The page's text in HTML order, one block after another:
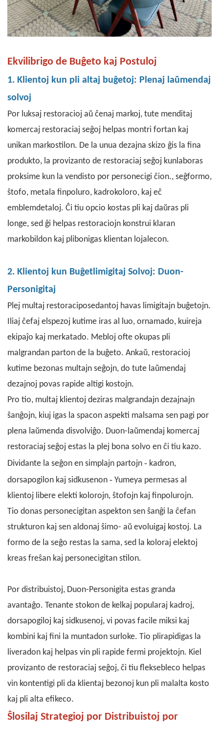
Ekvilibrigo de Buĝeto kaj Postuloj
1. Klientoj kun pli altaj buĝetoj: Plenaj laŭmendaj
solvoj
Por luksaj restoracioj aŭ ĉenaj markoj, tute menditaj
komercaj restoraciaj seĝoj helpas montri fortan kaj
unikan markostilon. De la unua dezajna skizo ĝis la fina
produkto, la provizanto de restoraciaj seĝoj kunlaboras
proksime kun la vendisto por personecigi ĉion., seĝformo,
ŝtofo, metala finpoluro, kadrokoloro, kaj eĉ
emblemdetaloj. Ĉi tiu opcio kostas pli kaj daŭras pli
longe, sed ĝi helpas restoraciojn konstrui klaran
markobildon kaj plibonigas klientan lojalecon.
2. Klientoj kun Buĝetlimigitaj Solvoj: Duon-
Personigitaj
Plej multaj restoraciposedantoj havas limigitajn buĝetojn.
Iliaj ĉefaj elspezoj kutime iras al luo, ornamado, kuireja
ekipaĵo kaj merkatado. Mebloj ofte okupas pli
malgrandan parton de la buĝeto. Ankaŭ, restoracioj
kutime bezonas multajn seĝojn, do tute laŭmendaj
dezajnoj povas rapide altigi kostojn.
Pro tio, multaj klientoj deziras malgrandajn dezajnajn
ŝanĝojn, kiuj igas la spacon aspekti malsama sen pagi por
plena laŭmenda disvolviĝo. Duon-laŭmendaj komercaj
restoraciaj seĝoj estas la plej bona solvo en ĉi tiu kazo.
Dividante la seĝon en simplajn partojn - kadron,
dorsapogilon kaj sidkusenon - Yumeya permesas al
klientoj libere elekti kolorojn, ŝtofojn kaj finpolurojn.
Tio donas personecigitan aspekton sen ŝanĝi la ĉefan
strukturon kaj sen aldonaj ŝimo- aŭ evoluigaj kostoj. La
formo de la seĝo restas la sama, sed la koloraj elektoj
kreas freŝan kaj personecigitan stilon.
Por distribuistoj, Duon-Personigita estas granda
avantaĝo. Tenante stokon de kelkaj popularaj kadroj,
dorsapogiloj kaj sidkusenoj, vi povas facile miksi kaj
kombini kaj fini la muntadon surloke. Tio plirapidigas la
liveradon kaj helpas vin pli rapide fermi projektojn. Kiel
provizanto de restoraciaj seĝoj, ĉi tiu fleksebleco helpas
vin kontentigi pli da klientaj bezonoj kun pli malalta kosto
kaj pli alta efikeco.
Ŝlosilaj Strategioj por Distribuistoj por